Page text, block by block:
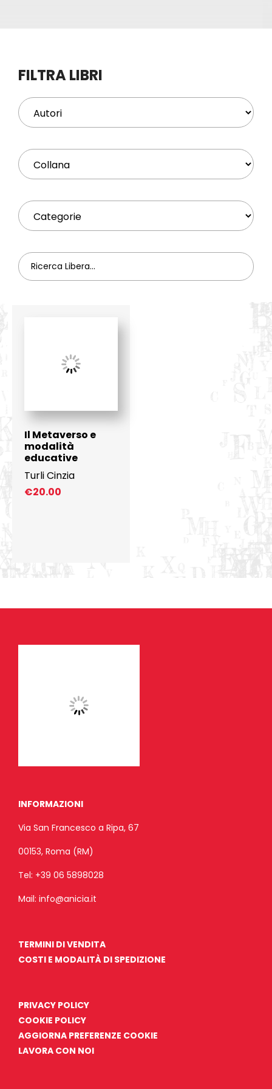
Profilo
FILTRA LIBRI
Il Metaverso e
modalità
educative
Turli Cinzia
€20.00
INFORMAZIONI
Via San Francesco a Ripa, 67
00153, Roma (RM)
Tel: +39 06 5898028
Mail: info@anicia.it
TERMINI DI VENDITA
COSTI E MODALITÀ DI SPEDIZIONE
PRIVACY POLICY
COOKIE POLICY
AGGIORNA PREFERENZE COOKIE
LAVORA CON NOI